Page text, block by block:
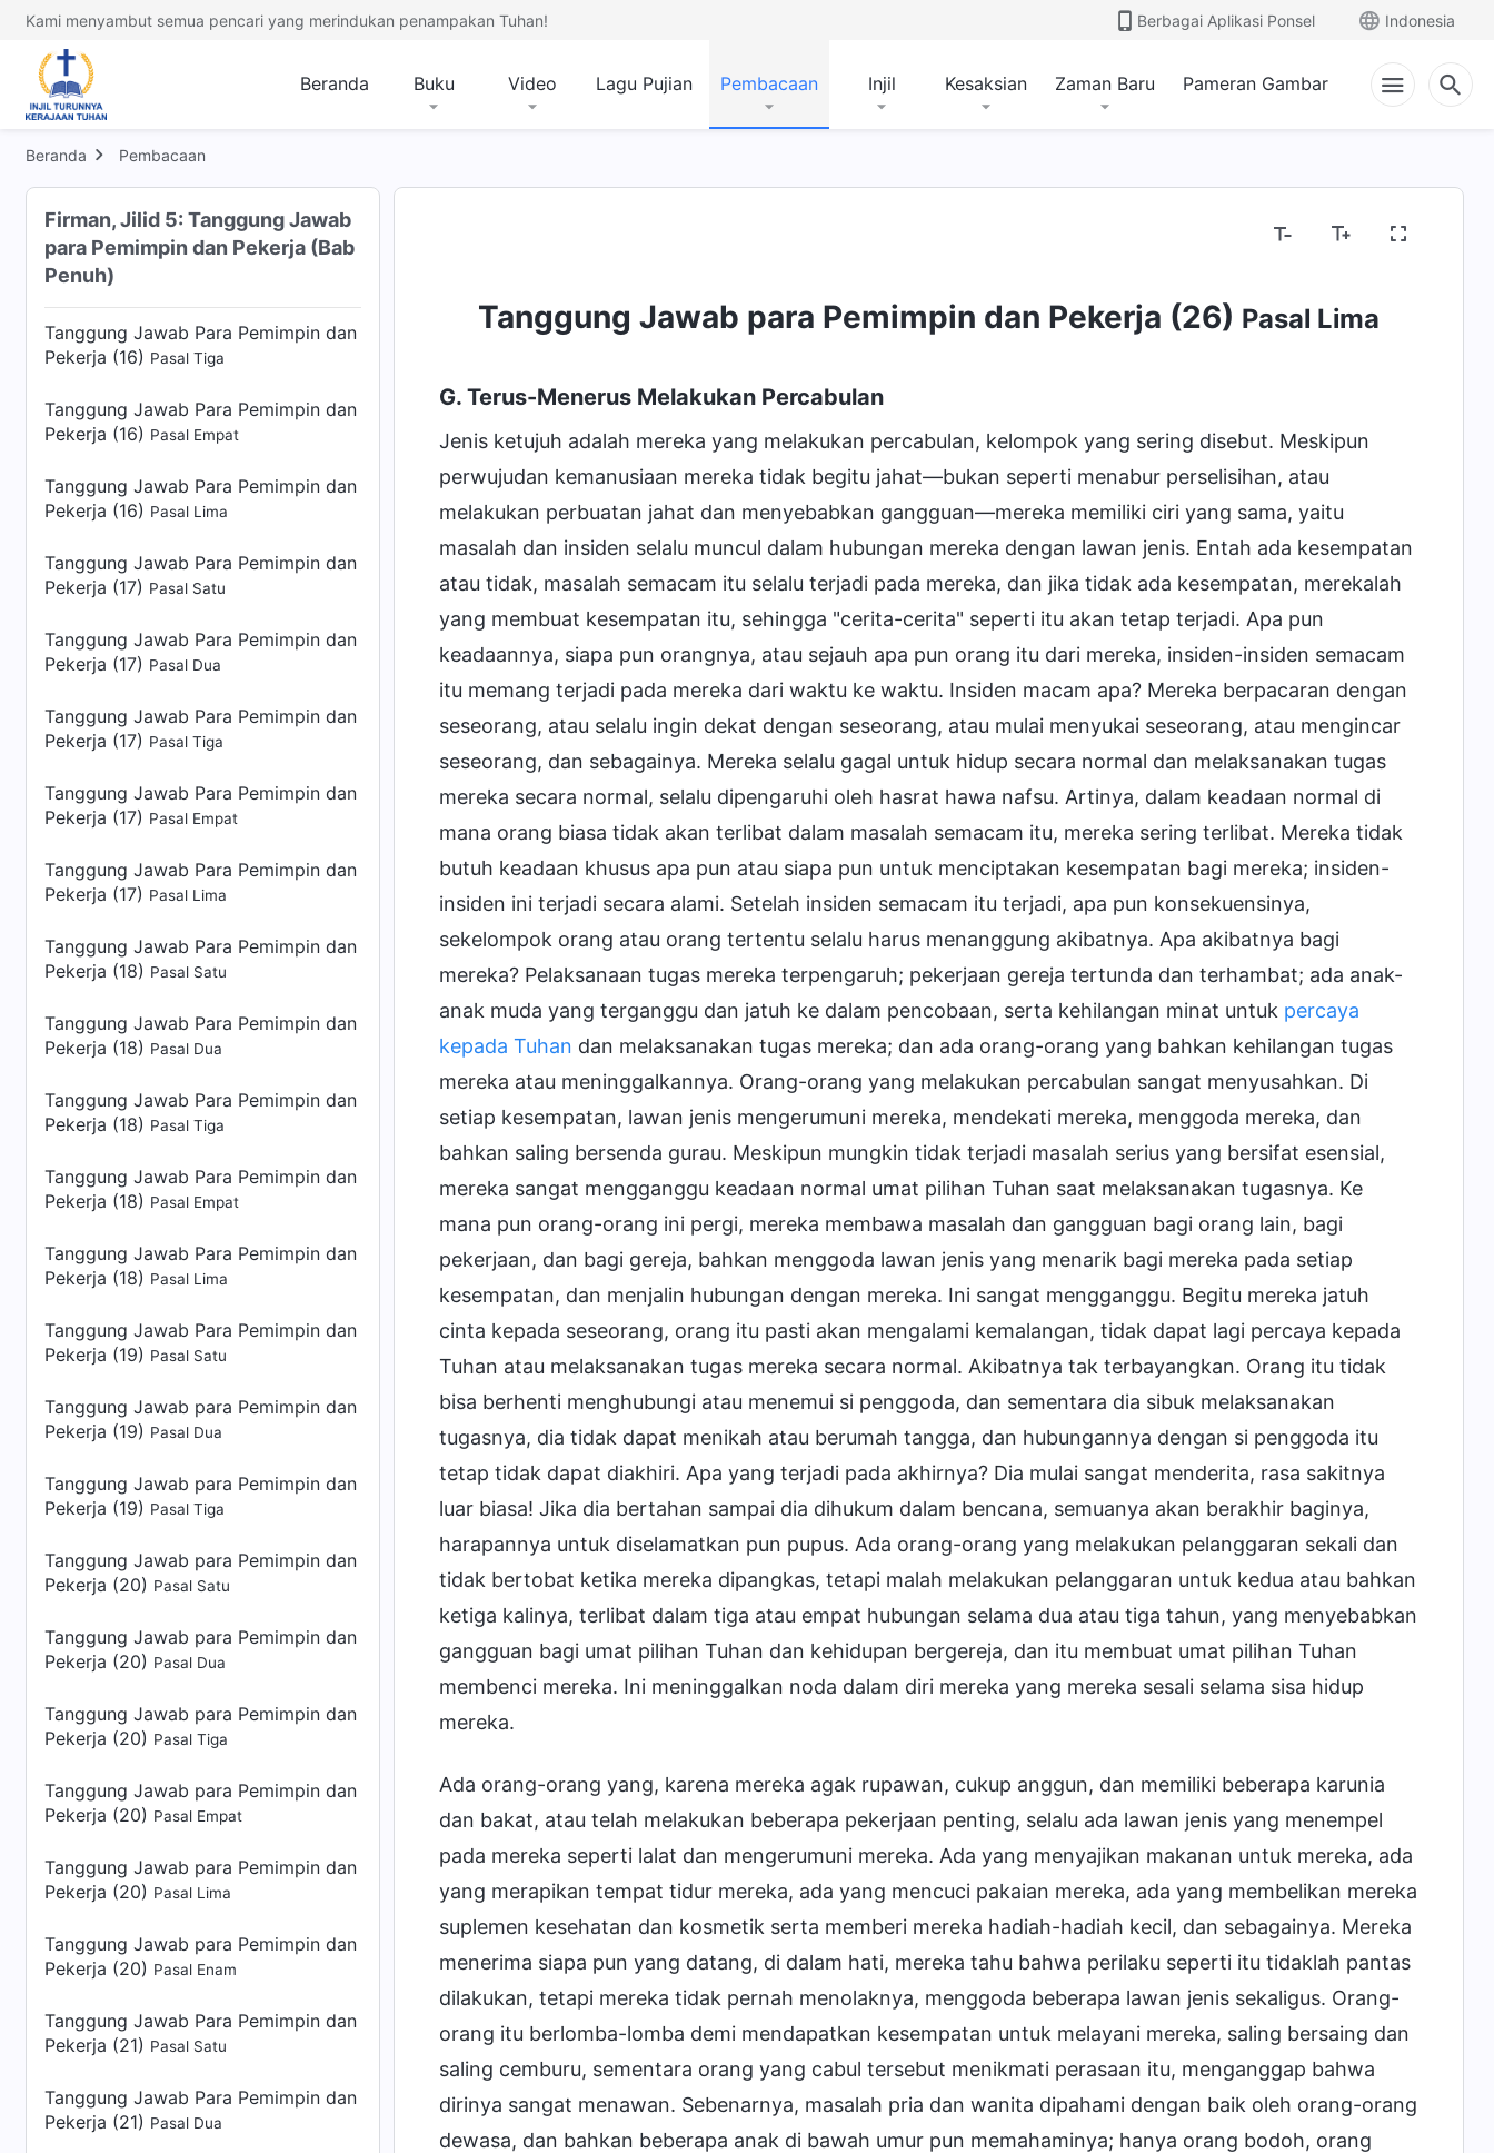
Kami menyambut semua pencari yang merindukan penampakan Tuhan! Berbagai Aplikasi Ponsel Indonesia
Beranda Buku Video Lagu Pujian Pembacaan Injil Kesaksian Zaman Baru Pameran Gambar
Beranda Pembacaan
Firman, Jilid 5: Tanggung Jawab
para Pemimpin dan Pekerja (Bab
Penuh)
Tanggung Jawab Para Pemimpin dan
Pekerja (15)
Tanggung Jawab Para Pemimpin dan
Pekerja (15)
Tanggung Jawab Para Pemimpin dan
Pekerja (16)
Tanggung Jawab Para Pemimpin dan
Pekerja (16) Pasal Tiga
Tanggung Jawab Para Pemimpin dan
Pekerja (16) Pasal Empat
Tanggung Jawab Para Pemimpin dan
Pekerja (16) Pasal Lima
Tanggung Jawab Para Pemimpin dan
Pekerja (17) Pasal Satu
Tanggung Jawab Para Pemimpin dan
Pekerja (17) Pasal Dua
Tanggung Jawab Para Pemimpin dan
Pekerja (17) Pasal Tiga
Tanggung Jawab Para Pemimpin dan
Pekerja (17) Pasal Empat
Tanggung Jawab Para Pemimpin dan
Pekerja (17) Pasal Lima
Tanggung Jawab Para Pemimpin dan
Pekerja (18) Pasal Satu
Tanggung Jawab Para Pemimpin dan
Pekerja (18) Pasal Dua
Tanggung Jawab Para Pemimpin dan
Pekerja (18) Pasal Tiga
Tanggung Jawab Para Pemimpin dan
Pekerja (18) Pasal Empat
Tanggung Jawab Para Pemimpin dan
Pekerja (18) Pasal Lima
Tanggung Jawab Para Pemimpin dan
Pekerja (19) Pasal Satu
Tanggung Jawab para Pemimpin dan
Pekerja (19) Pasal Dua
Tanggung Jawab para Pemimpin dan
Pekerja (19) Pasal Tiga
Tanggung Jawab para Pemimpin dan
Pekerja (20) Pasal Satu
Tanggung Jawab para Pemimpin dan
Pekerja (20) Pasal Dua
Tanggung Jawab para Pemimpin dan
Pekerja (20) Pasal Tiga
Tanggung Jawab para Pemimpin dan
Pekerja (20) Pasal Empat
Tanggung Jawab para Pemimpin dan
Pekerja (20) Pasal Lima
Tanggung Jawab para Pemimpin dan
Pekerja (20) Pasal Enam
Tanggung Jawab Para Pemimpin dan
Pekerja (21) Pasal Satu
Tanggung Jawab Para Pemimpin dan
Pekerja (21) Pasal Dua
Tanggung Jawab para Pemimpin dan Pekerja (26) Pasal Lima
G. Terus-Menerus Melakukan Percabulan
Jenis ketujuh adalah mereka yang melakukan percabulan, kelompok yang sering disebut. Meskipun
perwujudan kemanusiaan mereka tidak begitu jahat—bukan seperti menabur perselisihan, atau
melakukan perbuatan jahat dan menyebabkan gangguan—mereka memiliki ciri yang sama, yaitu
masalah dan insiden selalu muncul dalam hubungan mereka dengan lawan jenis. Entah ada kesempatan
atau tidak, masalah semacam itu selalu terjadi pada mereka, dan jika tidak ada kesempatan, merekalah
yang membuat kesempatan itu, sehingga "cerita-cerita" seperti itu akan tetap terjadi. Apa pun
keadaannya, siapa pun orangnya, atau sejauh apa pun orang itu dari mereka, insiden-insiden semacam
itu memang terjadi pada mereka dari waktu ke waktu. Insiden macam apa? Mereka berpacaran dengan
seseorang, atau selalu ingin dekat dengan seseorang, atau mulai menyukai seseorang, atau mengincar
seseorang, dan sebagainya. Mereka selalu gagal untuk hidup secara normal dan melaksanakan tugas
mereka secara normal, selalu dipengaruhi oleh hasrat hawa nafsu. Artinya, dalam keadaan normal di
mana orang biasa tidak akan terlibat dalam masalah semacam itu, mereka sering terlibat. Mereka tidak
butuh keadaan khusus apa pun atau siapa pun untuk menciptakan kesempatan bagi mereka; insiden-
insiden ini terjadi secara alami. Setelah insiden semacam itu terjadi, apa pun konsekuensinya,
sekelompok orang atau orang tertentu selalu harus menanggung akibatnya. Apa akibatnya bagi
mereka? Pelaksanaan tugas mereka terpengaruh; pekerjaan gereja tertunda dan terhambat; ada anak-
anak muda yang terganggu dan jatuh ke dalam pencobaan, serta kehilangan minat untuk percaya
kepada Tuhan dan melaksanakan tugas mereka; dan ada orang-orang yang bahkan kehilangan tugas
mereka atau meninggalkannya. Orang-orang yang melakukan percabulan sangat menyusahkan. Di
setiap kesempatan, lawan jenis mengerumuni mereka, mendekati mereka, menggoda mereka, dan
bahkan saling bersenda gurau. Meskipun mungkin tidak terjadi masalah serius yang bersifat esensial,
mereka sangat mengganggu keadaan normal umat pilihan Tuhan saat melaksanakan tugasnya. Ke
mana pun orang-orang ini pergi, mereka membawa masalah dan gangguan bagi orang lain, bagi
pekerjaan, dan bagi gereja, bahkan menggoda lawan jenis yang menarik bagi mereka pada setiap
kesempatan, dan menjalin hubungan dengan mereka. Ini sangat mengganggu. Begitu mereka jatuh
cinta kepada seseorang, orang itu pasti akan mengalami kemalangan, tidak dapat lagi percaya kepada
Tuhan atau melaksanakan tugas mereka secara normal. Akibatnya tak terbayangkan. Orang itu tidak
bisa berhenti menghubungi atau menemui si penggoda, dan sementara dia sibuk melaksanakan
tugasnya, dia tidak dapat menikah atau berumah tangga, dan hubungannya dengan si penggoda itu
tetap tidak dapat diakhiri. Apa yang terjadi pada akhirnya? Dia mulai sangat menderita, rasa sakitnya
luar biasa! Jika dia bertahan sampai dia dihukum dalam bencana, semuanya akan berakhir baginya,
harapannya untuk diselamatkan pun pupus. Ada orang-orang yang melakukan pelanggaran sekali dan
tidak bertobat ketika mereka dipangkas, tetapi malah melakukan pelanggaran untuk kedua atau bahkan
ketiga kalinya, terlibat dalam tiga atau empat hubungan selama dua atau tiga tahun, yang menyebabkan
gangguan bagi umat pilihan Tuhan dan kehidupan bergereja, dan itu membuat umat pilihan Tuhan
membenci mereka. Ini meninggalkan noda dalam diri mereka yang mereka sesali selama sisa hidup
mereka.
Ada orang-orang yang, karena mereka agak rupawan, cukup anggun, dan memiliki beberapa karunia
dan bakat, atau telah melakukan beberapa pekerjaan penting, selalu ada lawan jenis yang menempel
pada mereka seperti lalat dan mengerumuni mereka. Ada yang menyajikan makanan untuk mereka, ada
yang merapikan tempat tidur mereka, ada yang mencuci pakaian mereka, ada yang membelikan mereka
suplemen kesehatan dan kosmetik serta memberi mereka hadiah-hadiah kecil, dan sebagainya. Mereka
menerima siapa pun yang datang, di dalam hati, mereka tahu bahwa perilaku seperti itu tidaklah pantas
dilakukan, tetapi mereka tidak pernah menolaknya, menggoda beberapa lawan jenis sekaligus. Orang-
orang itu berlomba-lomba demi mendapatkan kesempatan untuk melayani mereka, saling bersaing dan
saling cemburu, sementara orang yang cabul tersebut menikmati perasaan itu, menganggap bahwa
dirinya sangat menawan. Sebenarnya, masalah pria dan wanita dipahami dengan baik oleh orang-orang
dewasa, dan bahkan beberapa anak di bawah umur pun memahaminya; hanya orang bodoh, orang